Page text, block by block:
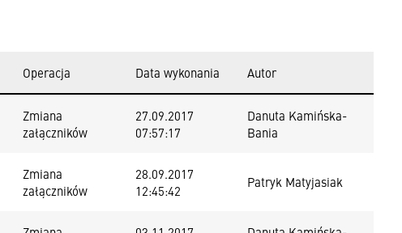
Operacja Data wykonania Autor
Zmiana
załączników
27.09.2017
07:57:17
Danuta Kamińska-
Bania
Zmiana
załączników
28.09.2017
12:45:42
Patryk Matyjasiak